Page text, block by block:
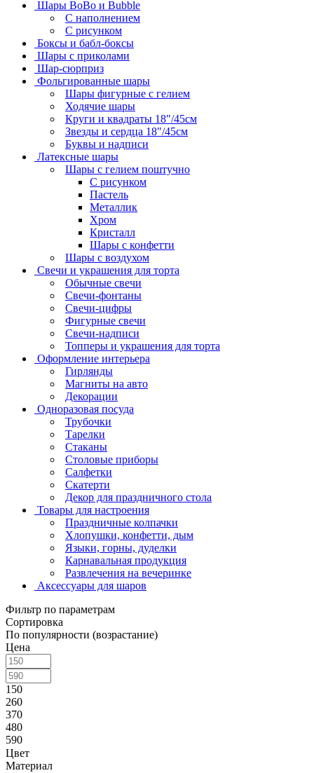
Шары BoBo и Bubble
С наполнением
С рисунком
Боксы и бабл-боксы
Шары с приколами
Шар-сюрприз
Фольгированные шары
Шары фигурные с гелием
Ходячие шары
Круги и квадраты 18"/45см
Звезды и сердца 18"/45см
Буквы и надписи
Латексные шары
Шары с гелием поштучно
С рисунком
Пастель
Металлик
Хром
Кристалл
Шары с конфетти
Шары с воздухом
Свечи и украшения для торта
Обычные свечи
Свечи-фонтаны
Свечи-цифры
Фигурные свечи
Свечи-надписи
Топперы и украшения для торта
Оформление интерьера
Гирлянды
Магниты на авто
Декорации
Одноразовая посуда
Трубочки
Тарелки
Стаканы
Столовые приборы
Салфетки
Скатерти
Декор для праздничного стола
Товары для настроения
Праздничные колпачки
Хлопушки, конфетти, дым
Языки, горны, дуделки
Карнавальная продукция
Развлечения на вечеринке
Аксессуары для шаров
Фильтр по параметрам
Сортировка
По популярности (возрастание)
Цена
150
260
370
480
590
Цвет
Материал